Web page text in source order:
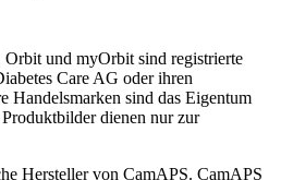
und myOrbit sind registrierte
Care AG oder ihren
Handelsmarken sind das Eigentum
dienen nur zur
Hersteller von CamAPS. CamAPS